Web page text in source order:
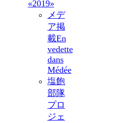
«2019»
メデ
ア掲
載En
vedette
dans
Médée
塩飽
部隊
プロ
ジェ